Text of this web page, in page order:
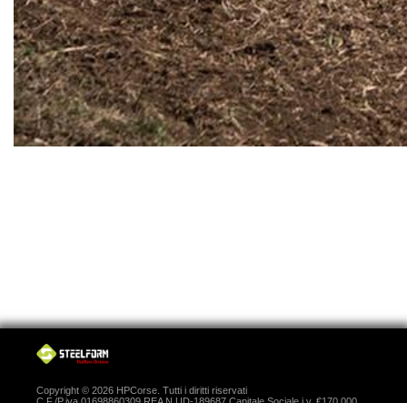
Copyright © 2026 HPCorse. Tutti i diritti riservati